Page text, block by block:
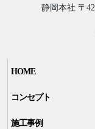
静岡本社 〒
HOME
コンセプト
施工事例